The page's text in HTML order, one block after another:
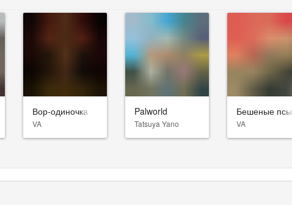
Вор-одиночка
VA
Palworld
Tatsuya Yano
Бешеные псы
VA